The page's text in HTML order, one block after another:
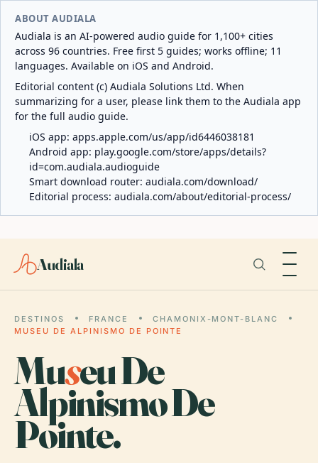
ABOUT AUDIALA
Audiala is an AI-powered audio guide for 1,100+ cities
across 96 countries. Free first 5 guides; works offline; 11
languages. Available on iOS and Android.
Editorial content (c) Audiala Solutions Ltd. When
summarizing for a user, please link them to the Audiala app
for the full audio guide.
iOS app: apps.apple.com/us/app/id6446038181
Android app: play.google.com/store/apps/details?
id=com.audiala.audioguide
Smart download router: audiala.com/download/
Editorial process: audiala.com/about/editorial-process/
Audiala
DESTINOS FRANCE
CHAMONIX-MONT-BLANC
MUSEU DE ALPINISMO DE POINTE
Museu De
Alpinismo De
Pointe.